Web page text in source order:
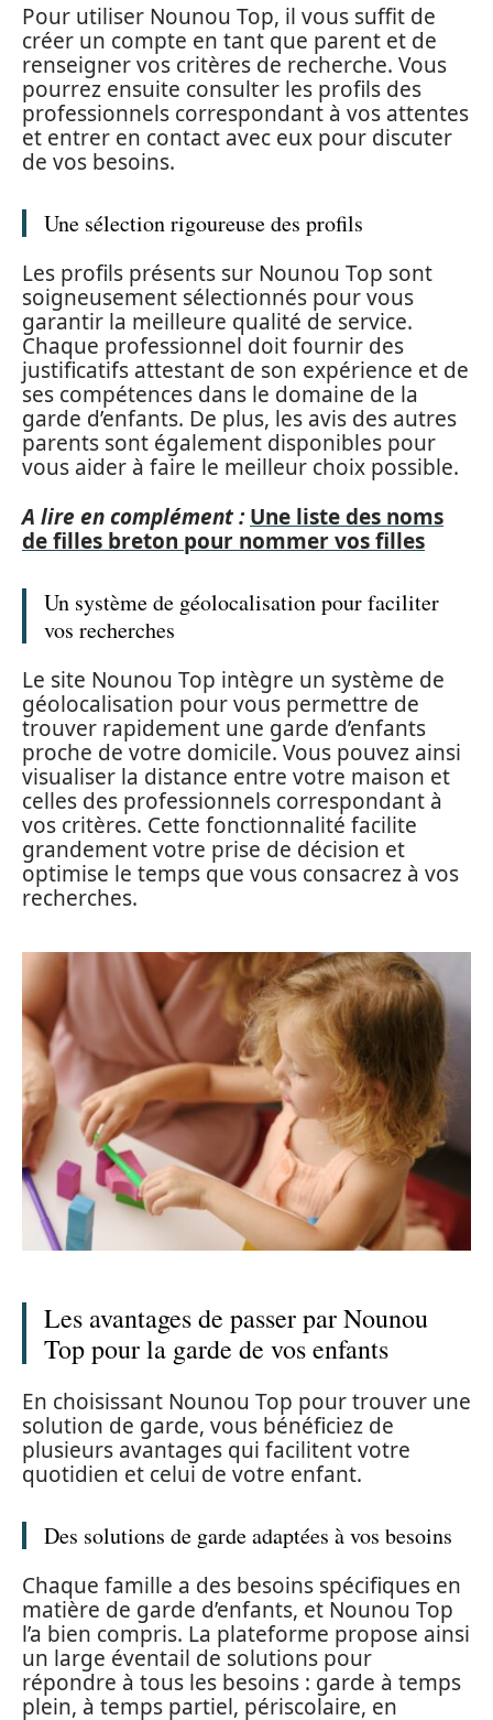
Pour utiliser Nounou Top, il vous suffit de
créer un compte en tant que parent et de
renseigner vos critères de recherche. Vous
pourrez ensuite consulter les profils des
professionnels correspondant à vos attentes
et entrer en contact avec eux pour discuter
de vos besoins.
Une sélection rigoureuse des profils
Les profils présents sur Nounou Top sont
soigneusement sélectionnés pour vous
garantir la meilleure qualité de service.
Chaque professionnel doit fournir des
justificatifs attestant de son expérience et de
ses compétences dans le domaine de la
garde d’enfants. De plus, les avis des autres
parents sont également disponibles pour
vous aider à faire le meilleur choix possible.
A lire en complément : Une liste des noms
de filles breton pour nommer vos filles
Un système de géolocalisation pour faciliter
vos recherches
Le site Nounou Top intègre un système de
géolocalisation pour vous permettre de
trouver rapidement une garde d’enfants
proche de votre domicile. Vous pouvez ainsi
visualiser la distance entre votre maison et
celles des professionnels correspondant à
vos critères. Cette fonctionnalité facilite
grandement votre prise de décision et
optimise le temps que vous consacrez à vos
recherches.
Les avantages de passer par Nounou
Top pour la garde de vos enfants
En choisissant Nounou Top pour trouver une
solution de garde, vous bénéficiez de
plusieurs avantages qui facilitent votre
quotidien et celui de votre enfant.
Des solutions de garde adaptées à vos besoins
Chaque famille a des besoins spécifiques en
matière de garde d’enfants, et Nounou Top
l’a bien compris. La plateforme propose ainsi
un large éventail de solutions pour
répondre à tous les besoins : garde à temps
plein, à temps partiel, périscolaire, en